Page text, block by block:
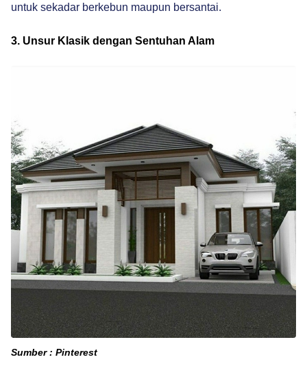
untuk sekadar berkebun maupun bersantai.
3. Unsur Klasik dengan Sentuhan Alam
Sumber : Pinterest